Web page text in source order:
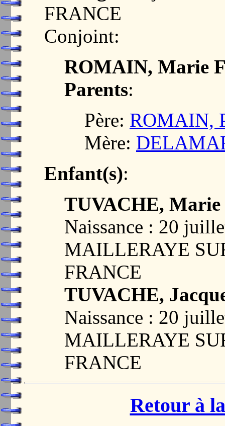
FRANCE
Conjoint:
ROMAIN, Marie
Parents:
Père: ROMAIN,
Mère:
Enfant(s):
TUVACHE,
Naissance : 20
MAILLERAYE
FRANCE
TUVACHE,
Naissance : 20
MAILLERAYE
FRANCE
Retour à